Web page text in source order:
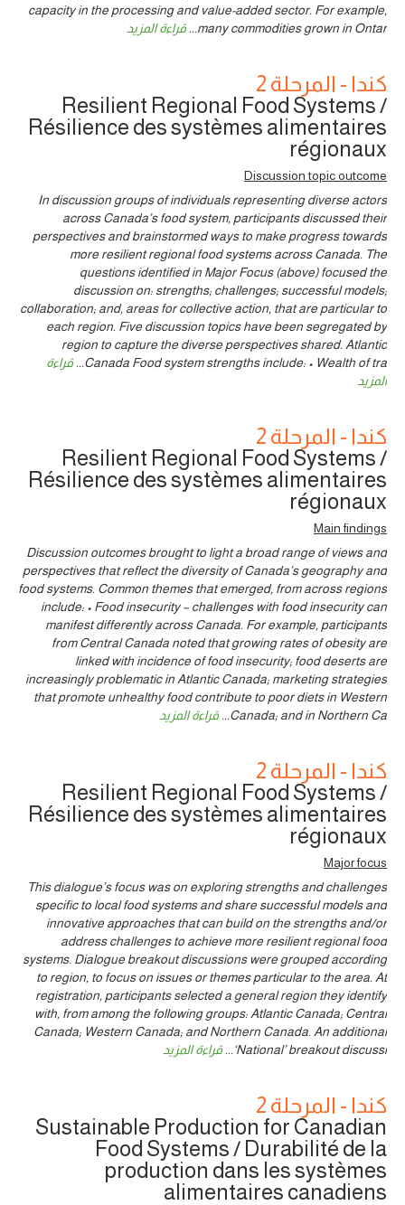
capacity in the processing and value-added sector. For example,
many commodities grown in Ontar
... قراءة المزيد
كندا - المرحلة 2
Resilient Regional Food Systems /
Résilience des systèmes alimentaires
régionaux
Discussion topic outcome
In discussion groups of individuals representing diverse actors
across Canada’s food system, participants discussed their
perspectives and brainstormed ways to make progress towards
more resilient regional food systems across Canada. The
questions identified in Major Focus (above) focused the
discussion on: strengths; challenges; successful models;
collaboration; and, areas for collective action, that are particular to
each region. Five discussion topics have been segregated by
region to capture the diverse perspectives shared. Atlantic
Canada Food system strengths include: • Wealth of tra
... قراءة
المزيد
كندا - المرحلة 2
Resilient Regional Food Systems /
Résilience des systèmes alimentaires
régionaux
Main findings
Discussion outcomes brought to light a broad range of views and
perspectives that reflect the diversity of Canada’s geography and
food systems. Common themes that emerged, from across regions
include: • Food insecurity – challenges with food insecurity can
manifest differently across Canada. For example, participants
from Central Canada noted that growing rates of obesity are
linked with incidence of food insecurity; food deserts are
increasingly problematic in Atlantic Canada; marketing strategies
that promote unhealthy food contribute to poor diets in Western
Canada; and in Northern Ca
... قراءة المزيد
كندا - المرحلة 2
Resilient Regional Food Systems /
Résilience des systèmes alimentaires
régionaux
Major focus
This dialogue’s focus was on exploring strengths and challenges
specific to local food systems and share successful models and
innovative approaches that can build on the strengths and/or
address challenges to achieve more resilient regional food
systems. Dialogue breakout discussions were grouped according
to region, to focus on issues or themes particular to the area. At
registration, participants selected a general region they identify
with, from among the following groups: Atlantic Canada; Central
Canada; Western Canada; and Northern Canada. An additional
‘National’ breakout discussi
... قراءة المزيد
كندا - المرحلة 2
Sustainable Production for Canadian
Food Systems / Durabilité de la
production dans les systèmes
alimentaires canadiens